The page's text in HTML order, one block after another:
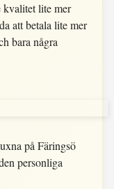
lite mer
att betala lite mer
bara några
på Färingsö
personliga